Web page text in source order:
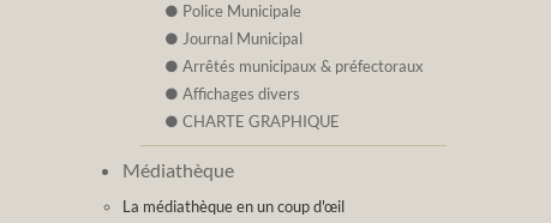
Police Municipale
Journal Municipal
Arrêtés municipaux & préfectoraux
Affichages divers
CHARTE GRAPHIQUE
Médiathèque
La médiathèque en un coup d'œil